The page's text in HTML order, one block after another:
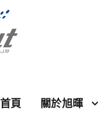
首頁 關於旭暉